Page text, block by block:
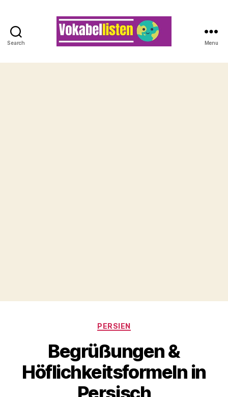
Search Menu
Categories
PERSIEN
Begrüßungen &
Höflichkeitsformeln in